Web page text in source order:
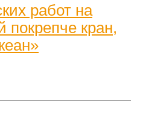
работ на
покрепче кран,